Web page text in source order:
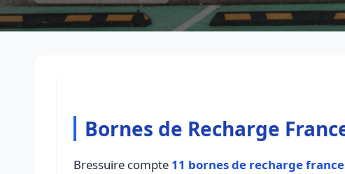
Bornes de Recharge
Bressuire compte 11 bornes de recharge france